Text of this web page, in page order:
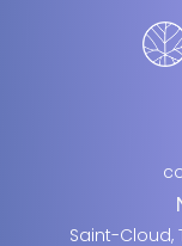
Saint-Cloud,